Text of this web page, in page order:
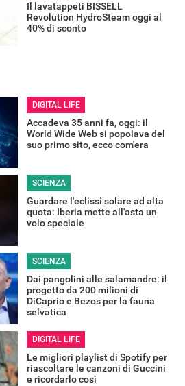
Il lavatappeti BISSELL
Revolution HydroSteam oggi al
40% di sconto
DIGITAL LIFE
Accadeva 35 anni fa, oggi: il
World Wide Web si popolava del
suo primo sito, ecco com'era
SCIENZA
Guardare l'eclissi solare ad alta
quota: Iberia mette all'asta un
volo speciale
SCIENZA
Dai pangolini alle salamandre: il
progetto da 200 milioni di
DiCaprio e Bezos per la fauna
selvatica
DIGITAL LIFE
Le migliori playlist di Spotify per
riascoltare le canzoni di Guccini
e ricordarlo così